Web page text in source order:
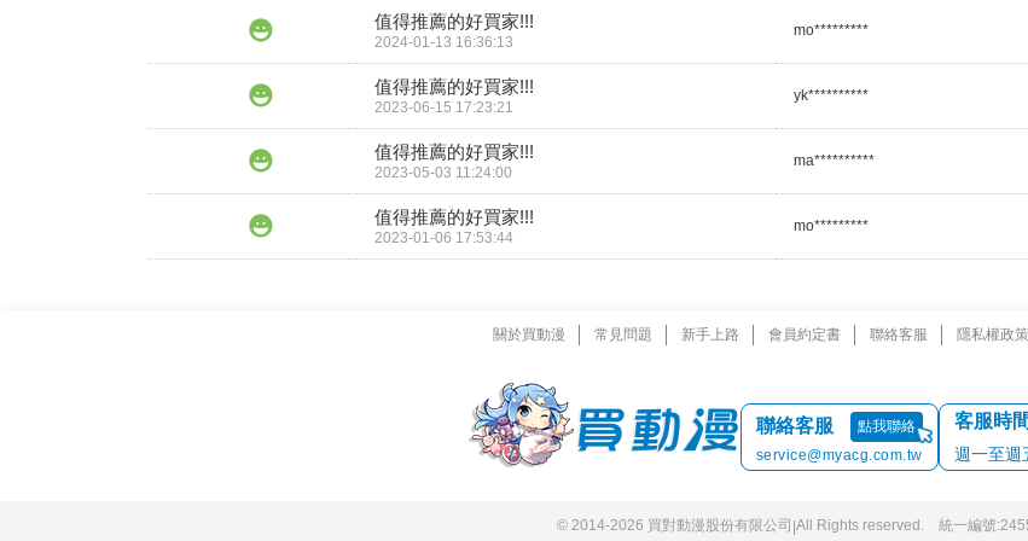
值得推薦的好買家!!!
2024-01-13 16:36:13
mo*********
值得推薦的好買家!!!
2023-06-15 17:23:21
yk**********
值得推薦的好買家!!!
2023-05-03 11:24:00
ma**********
值得推薦的好買家!!!
2023-01-06 17:53:44
mo*********
關於買動漫 常見問題 新手上路 會員約定書 聯絡客服 隱私權政策
聯絡客服
點我聯絡
service@myacg.com.tw
客服時間
週一至週
© 2014-2026 買對動漫股份有限公司 |All Rights reserved. 統一編號